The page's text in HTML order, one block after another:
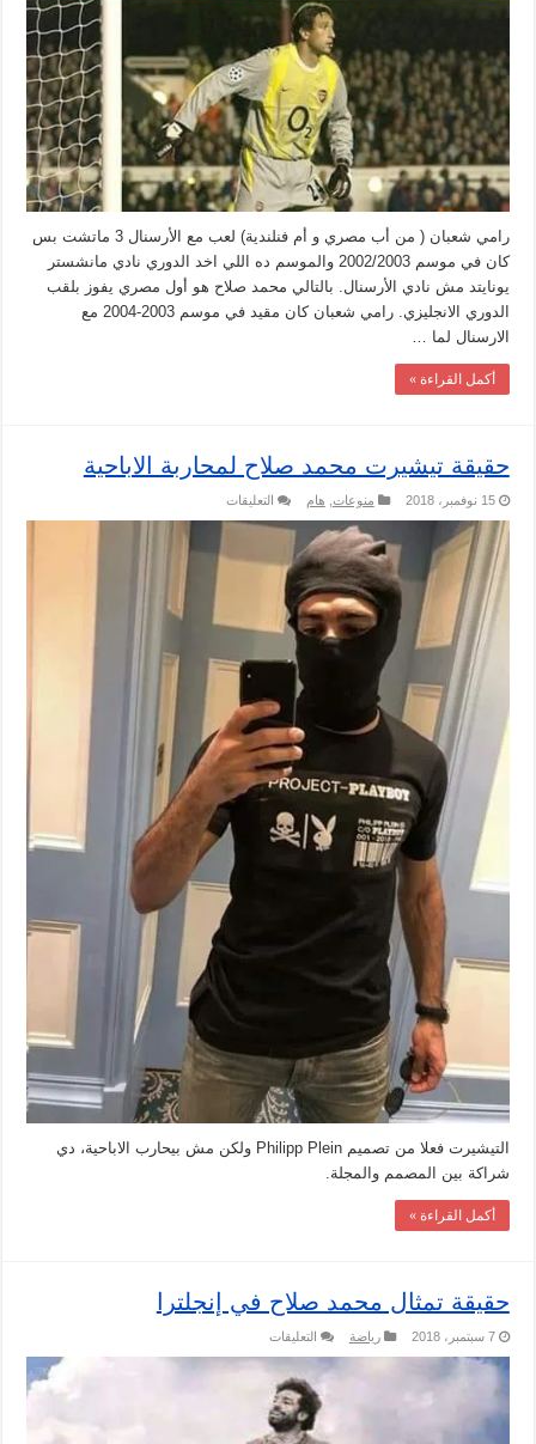
رامي شعبان ( من أب مصري و أم فنلندية) لعب مع الأرسنال 3 ماتشت بس
كان في موسم 2002/2003 والموسم ده اللي اخد الدوري نادي مانشستر
يونايتد مش نادي الأرسنال. بالتالي محمد صلاح هو أول مصري يفوز بلقب
الدوري الانجليزي. رامي شعبان كان مقيد في موسم 2003-2004 مع
الارسنال لما …
أكمل القراءة »
حقيقة تيشيرت محمد صلاح لمحاربة الاباحية
15 نوفمبر، 2018 منوعات هام التعليقات
صلاح
لمحاربة
مغلقة
التيشيرت فعلا من تصميم Philipp Plein ولكن مش بيحارب الاباحية، دي
شراكة بين المصمم والمجلة.
أكمل القراءة »
حقيقة تمثال محمد صلاح في إنجلترا
7 سبتمبر، 2018 رياضة التعليقات
تمثال
في
إنجلترا